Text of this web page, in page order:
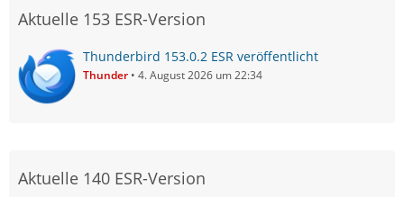
Aktuelle 153 ESR-Version
Thunderbird 153.0.2 ESR veröffentlicht
Thunder 4. August 2026 um 22:34
Aktuelle 140 ESR-Version